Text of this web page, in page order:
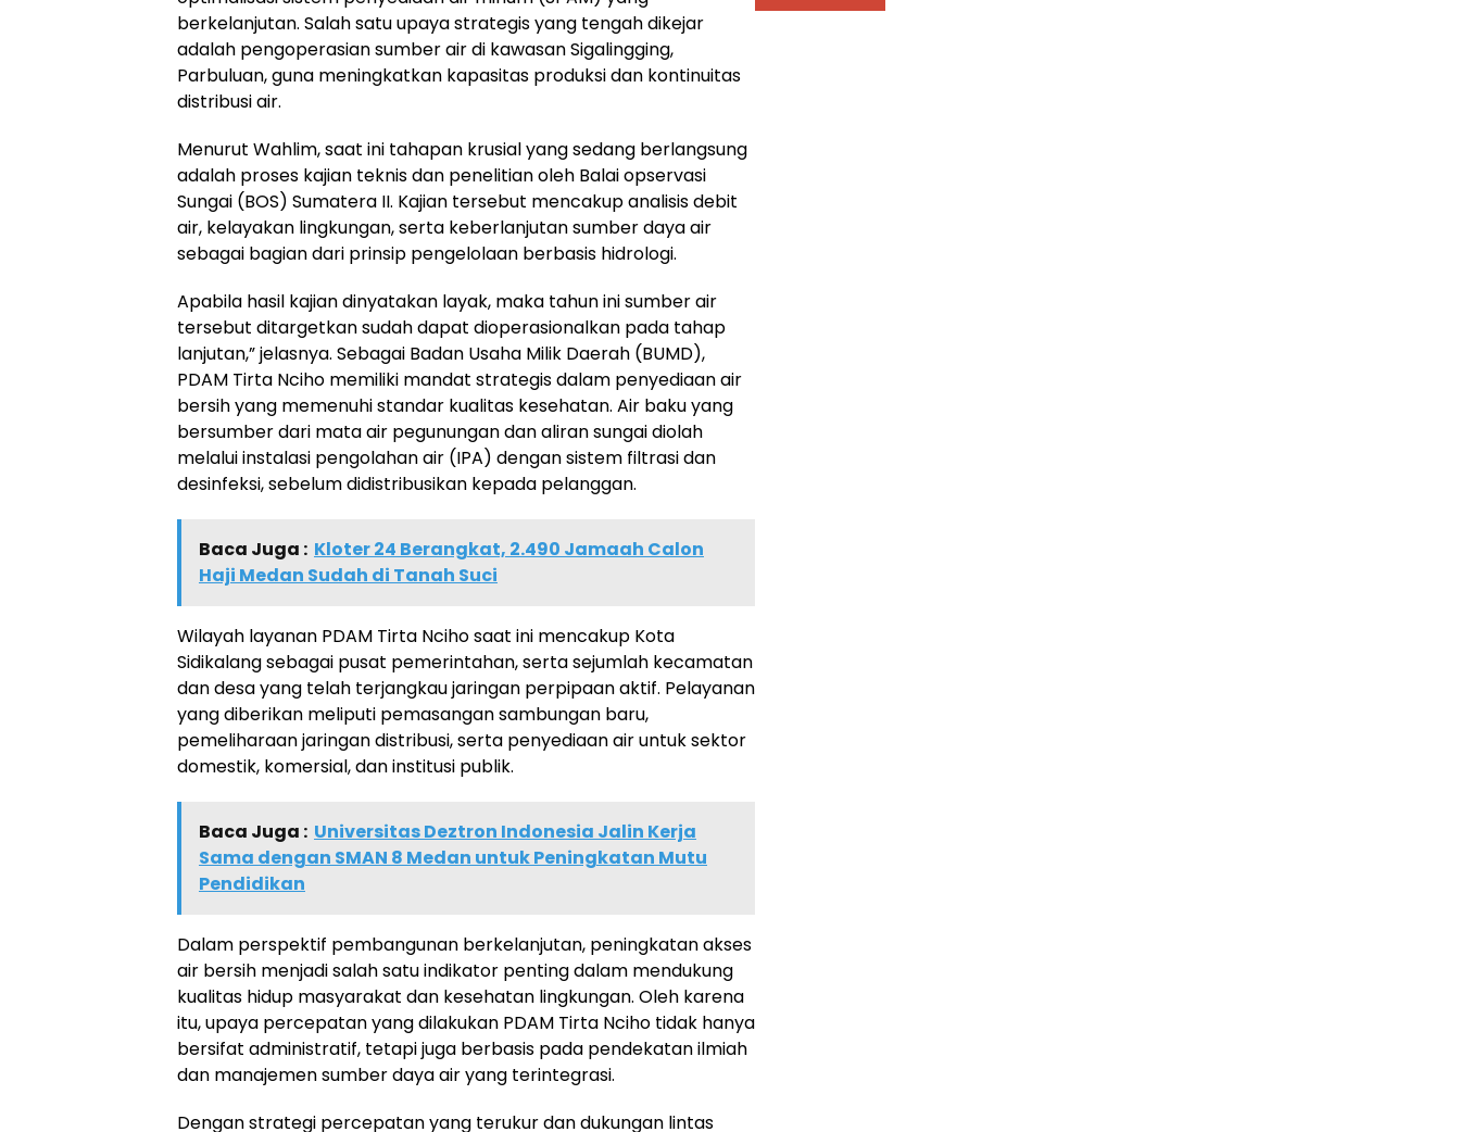
berkelanjutan. Salah satu upaya strategis yang tengah dikejar
adalah pengoperasian sumber air di kawasan Sigalingging,
Parbuluan, guna meningkatkan kapasitas produksi dan kontinuitas
distribusi air.
Menurut Wahlim, saat ini tahapan krusial yang sedang berlangsung
adalah proses kajian teknis dan penelitian oleh Balai opservasi
Sungai (BOS) Sumatera II. Kajian tersebut mencakup analisis debit
air, kelayakan lingkungan, serta keberlanjutan sumber daya air
sebagai bagian dari prinsip pengelolaan berbasis hidrologi.
Apabila hasil kajian dinyatakan layak, maka tahun ini sumber air
tersebut ditargetkan sudah dapat dioperasionalkan pada tahap
lanjutan,” jelasnya. Sebagai Badan Usaha Milik Daerah (BUMD),
PDAM Tirta Nciho memiliki mandat strategis dalam penyediaan air
bersih yang memenuhi standar kualitas kesehatan. Air baku yang
bersumber dari mata air pegunungan dan aliran sungai diolah
melalui instalasi pengolahan air (IPA) dengan sistem filtrasi dan
desinfeksi, sebelum didistribusikan kepada pelanggan.
Baca Juga : Kloter 24 Berangkat, 2.490 Jamaah Calon
Haji Medan Sudah di Tanah Suci
Wilayah layanan PDAM Tirta Nciho saat ini mencakup Kota
Sidikalang sebagai pusat pemerintahan, serta sejumlah kecamatan
dan desa yang telah terjangkau jaringan perpipaan aktif. Pelayanan
yang diberikan meliputi pemasangan sambungan baru,
pemeliharaan jaringan distribusi, serta penyediaan air untuk sektor
domestik, komersial, dan institusi publik.
Baca Juga : Universitas Deztron Indonesia Jalin Kerja
Sama dengan SMAN 8 Medan untuk Peningkatan Mutu
Pendidikan
Dalam perspektif pembangunan berkelanjutan, peningkatan akses
air bersih menjadi salah satu indikator penting dalam mendukung
kualitas hidup masyarakat dan kesehatan lingkungan. Oleh karena
itu, upaya percepatan yang dilakukan PDAM Tirta Nciho tidak hanya
bersifat administratif, tetapi juga berbasis pada pendekatan ilmiah
dan manajemen sumber daya air yang terintegrasi.
Dengan strategi percepatan yang terukur dan dukungan lintas